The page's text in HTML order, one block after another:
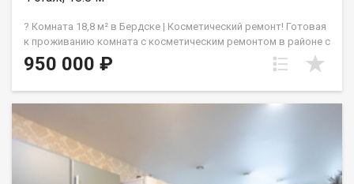
? Комната 18,8 м² в Бердске | Косметический ремонт! Готовая
к проживанию комната с косметическим ремонтом в районе с
развитой инфраструктурой. Отличный вариант для тех, кто
ищет компактное и недорогое жилье с транспортной
объекта: ? Состояние: требует ремонта, поэтому можете
использовать свои предпочтения по ремонту. ? Площадь/
Этаж: 18,8 м² (кухня общая), 4 этаж. ⚖️ Юридическая
информация: 1 собственник взрослый, без обременений. ?️
Расположение и инфраструктура: ? Транспорт: До остановки 3
минуты пешком (автобус №6, маршрутка
950 000 ₽